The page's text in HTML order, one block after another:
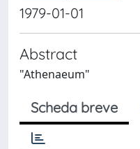
1979-01-01
Abstract
"Athenaeum"
Scheda breve